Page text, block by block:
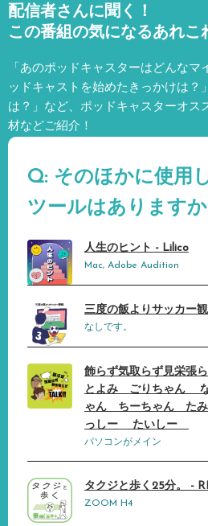
配信者さんに聞く！
この番組の気になるあれこ
「あのポッドキャスターはどんな
ッドキャストを始めたきっかけは？
は？」など、 ポッドキャスターオス
材などご紹介！
Q: そのほかに使用
ツールはありますか
人生のヒント - Lilico
Mac, Adobe Audition
三度の飯よりサッカー
なしです。
飾らず気取らず見栄
とよみ ごりちゃん
ゃん ちーちゃん た
っしー たいしー
パソコンがメイン
タクジと歩く25分。 -
ZOOM H4